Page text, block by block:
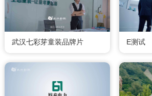
武汉七彩芽童装品牌片 E测试